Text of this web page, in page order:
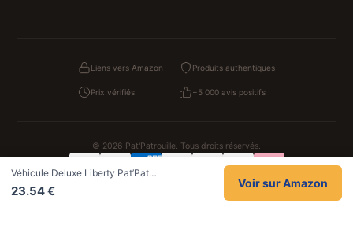
Liens vers Amazon Produits authentiques
Prix vérifiés +5 000 avis positifs
© 2026 Pat'Patrouille. Tous droits réservés.
ConfidentialitéCGV Mentions légales
Véhicule Deluxe Liberty Pat’Pat…
23.54 €
Voir sur Amazon